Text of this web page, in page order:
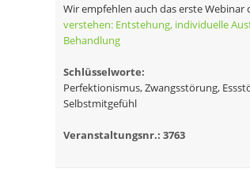
Wir empfehlen auch das erste Webinar
verstehen: Entstehung, individuelle
Behandlung
Schlüsselworte:
Perfektionismus, Zwangsstörung,
Selbstmitgefühl
Veranstaltungsnr.: 3763